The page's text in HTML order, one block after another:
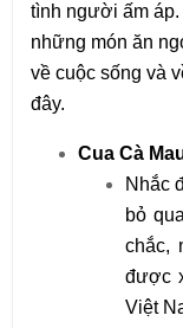
tình người ấm áp.
những món ăn
về cuộc sống và
đây.
Cua Cà
Nhắc
bỏ
chắc,
được
Việt